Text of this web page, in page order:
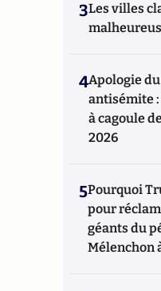
3Les villes
4Apologie
antisémite :
à cagoule
2026
5Pourquoi
pour
géants du
Mélenchon